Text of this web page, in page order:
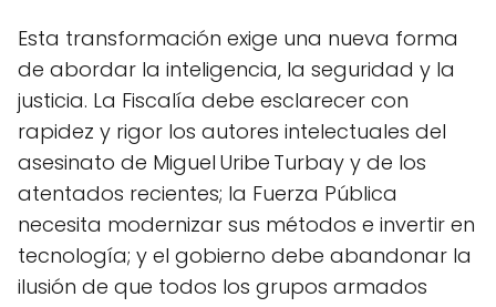
Esta transformación exige una nueva forma
de abordar la inteligencia, la seguridad y la
justicia. La Fiscalía debe esclarecer con
rapidez y rigor los autores intelectuales del
asesinato de Miguel Uribe Turbay y de los
atentados recientes; la Fuerza Pública
necesita modernizar sus métodos e invertir en
tecnología; y el gobierno debe abandonar la
ilusión de que todos los grupos armados